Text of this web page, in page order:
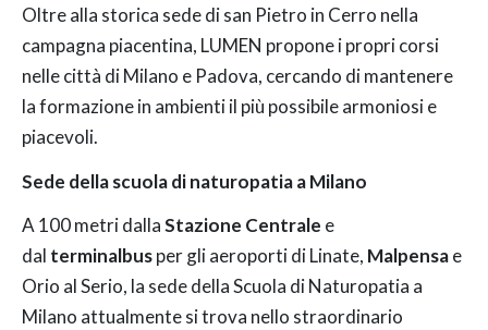
Oltre alla storica sede di san Pietro in Cerro nella
campagna piacentina, LUMEN propone i propri corsi
nelle città di Milano e Padova, cercando di mantenere
la formazione in ambienti il più possibile armoniosi e
piacevoli.
Sede della scuola di naturopatia a Milano
A 100 metri dallaStazione Centrale e
dal terminalbusper gli aeroporti di Linate, Malpensae
Orio al Serio, la sede della Scuola di Naturopatia a
Milano attualmente si trova nello straordinario